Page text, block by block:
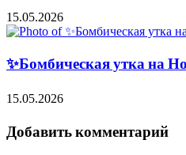
15.05.2026
✨Бомбическая утка на
15.05.2026
Добавить комментарий